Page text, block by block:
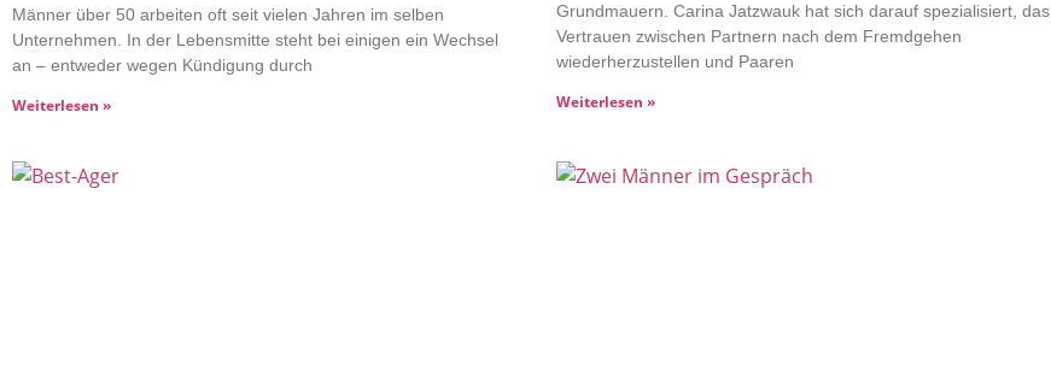
Männer über 50 arbeiten oft seit vielen Jahren im selben
Unternehmen. In der Lebensmitte steht bei einigen ein Wechsel
an – entweder wegen Kündigung durch
Weiterlesen »
Grundmauern. Carina Jatzwauk hat sich darauf spezialisiert, das
Vertrauen zwischen Partnern nach dem Fremdgehen
wiederherzustellen und Paaren
Weiterlesen »